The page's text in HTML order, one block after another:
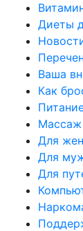
Диеты
Ваша
Как
Массаж
Для
Для
Для